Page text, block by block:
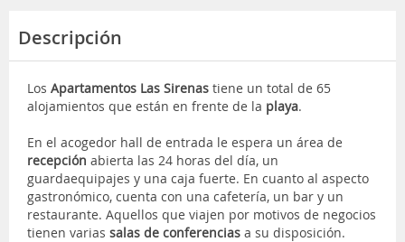
Descripción
Los Apartamentos Las Sirenas tiene un total de 65
alojamientos que están en frente de la playa.
En el acogedor hall de entrada le espera un área de
recepción abierta las 24 horas del día, un
guardaequipajes y una caja fuerte. En cuanto al aspecto
gastronómico, cuenta con una cafetería, un bar y un
restaurante. Aquellos que viajen por motivos de negocios
tienen varias salas de conferencias a su disposición.